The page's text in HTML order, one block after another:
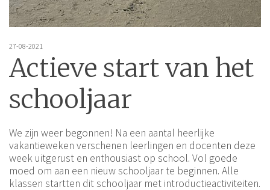
27-08-2021
Actieve start van het
schooljaar
We zijn weer begonnen! Na een aantal heerlijke
vakantieweken verschenen leerlingen en docenten deze
week uitgerust en enthousiast op school. Vol goede
moed om aan een nieuw schooljaar te beginnen. Alle
klassen startten dit schooljaar met introductieactiviteiten.